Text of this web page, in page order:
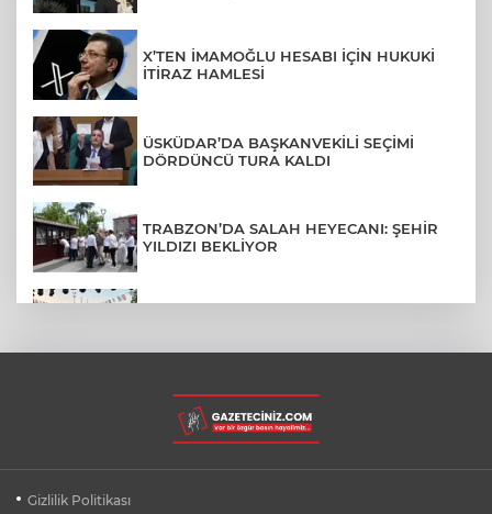
X’TEN İMAMOĞLU HESABI İÇİN HUKUKİ
İTİRAZ HAMLESİ
ÜSKÜDAR’DA BAŞKANVEKİLİ SEÇİMİ
DÖRDÜNCÜ TURA KALDI
TRABZON’DA SALAH HEYECANI: ŞEHİR
YILDIZI BEKLİYOR
LGS YERLEŞTİRME SONUÇLARI
AÇIKLANDI! İŞTE TÜM TARİHLER
Gizlilik Politikası